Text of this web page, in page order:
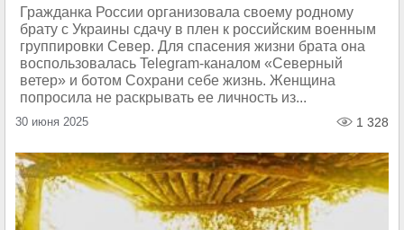
Гражданка России организовала своему родному
брату с Украины сдачу в плен к российским военным
группировки Север. Для спасения жизни брата она
воспользовалась Telegram-каналом «Северный
ветер» и ботом Сохрани себе жизнь. Женщина
попросила не раскрывать ее личность из...
30 июня 2025 1 328